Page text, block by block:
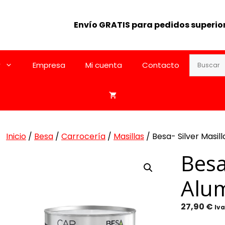
Envío GRATIS para pedidos
Empresa Mi cuenta Contacto
Inicio / Besa / Carrocería / Masillas / Besa- Silver
27,90 €